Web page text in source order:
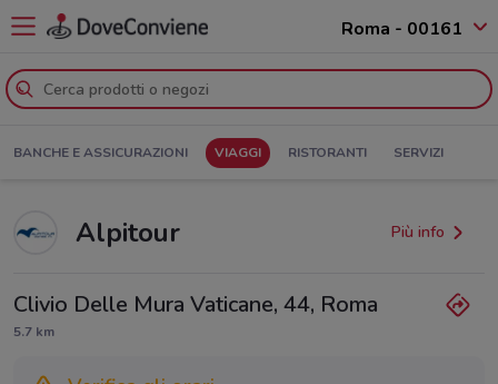
Roma - 00161
BANCHE E ASSICURAZIONI VIAGGI RISTORANTI SERVIZI
Alpitour Più info
Clivio Delle Mura Vaticane, 44, Roma
5.7 km